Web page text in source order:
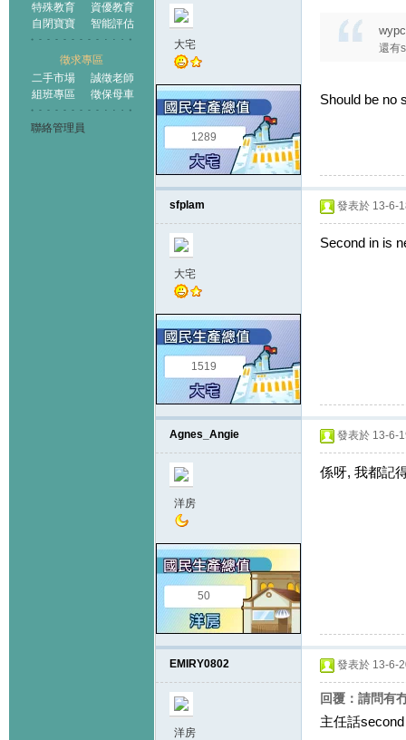
特殊教育
資優教育
自閉寶寶
智能評估
徵求專區
二手市場
誠徵老師
組班專區
徵保母車
聯絡管理員
大宅
1289
還有
Should be no
sfplam
大宅
1519
發表於 13-6-
Second in is
Agnes_Angie
洋房
50
發表於 13-6-
係呀, 我都記
EMIRY0802
洋房
發表於 13-6-
回覆：請問有
主任話